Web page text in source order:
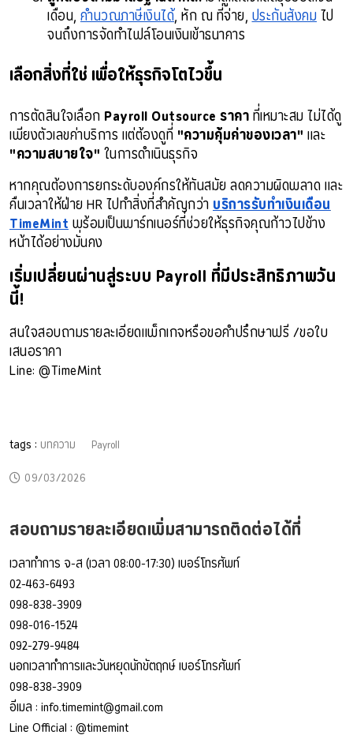
เดือน, คำนวณภาษีเงินได้, หัก ณ ที่จ่าย, ประกันสังคม ไป
จนถึงการจัดทำไฟล์โอนเงินเข้าธนาคาร
เลือกสิ่งที่ใช่ เพื่อให้ธุรกิจโตไวขึ้น
การตัดสินใจเลือกPayroll Outsource ราคาที่เหมาะสม ไม่ได้ดู
เพียงตัวเลขค่าบริการ แต่ต้องดูที่"ความคุ้มค่าของเวลา"และ
"ความสบายใจ"ในการดำเนินธุรกิจ
หากคุณต้องการยกระดับองค์กรให้ทันสมัย ลดความผิดพลาด และ
คืนเวลาให้ฝ่าย HR ไปทำสิ่งที่สำคัญกว่าบริการรับทำเงินเดือน
TimeMintพร้อมเป็นพาร์ทเนอร์ที่ช่วยให้ธุรกิจคุณก้าวไปข้าง
หน้าได้อย่างมั่นคง
เริ่มเปลี่ยนผ่านสู่ระบบ Payroll ที่มีประสิทธิภาพวัน
นี้!
สนใจสอบถามรายละเอียดแพ็กเกจหรือขอคำปรึกษาฟรี /ขอใบ
เสนอราคา
Line: @TimeMint
tags : บทความ
Payroll
09/03/2026
สอบถามรายละเอียดเพิ่มสามารถติดต่อได้ที่
เวลาทำการ จ-ส (เวลา 08:00-17:30) เบอร์โทรศัพท์
02-463-6493
098-838-3909
098-016-1524
092-279-9484
นอกเวลาทำการและวันหยุดนักขัตฤกษ์ เบอร์โทรศัพท์
098-838-3909
อีเมล :info.timemint@gmail.com
Line Official :@timemint